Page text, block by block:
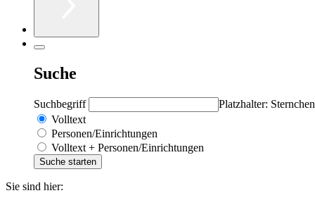
Suche
Suchbegriff
Platzhalter:
Volltext
Personen/Einrichtungen
Volltext + Personen/Einrichtungen
Sie sind hier: